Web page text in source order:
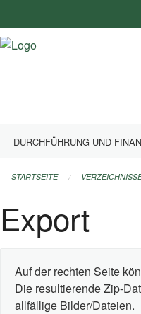
DURCHFÜHRUNG UND
STARTSEITE
Export
Auf der rechten Seite
Die resultierende Zip-
allfällige Bilder/Dateien.